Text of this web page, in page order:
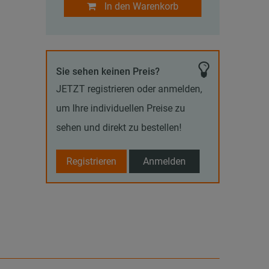
In den Warenkorb
Sie sehen keinen Preis?
JETZT registrieren oder anmelden,
um Ihre individuellen Preise zu
sehen und direkt zu bestellen!
Registrieren Anmelden